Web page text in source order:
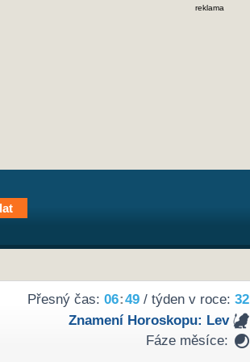
reklama
Přesný čas: 06 49/ týden v roce: 32
Znamení Horoskopu: Lev
Fáze měsíce: